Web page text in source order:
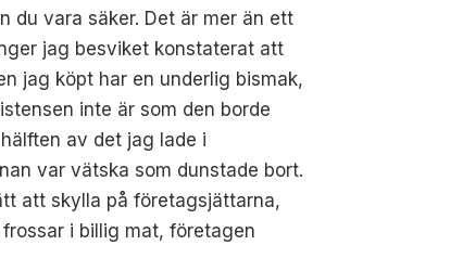
du vara säker. Det är mer än ett
jag besviket konstaterat att
jag köpt har en underlig bismak,
inte är som den borde
av det jag lade i
var vätska som dunstade bort.
att skylla på företagsjättarna,
i billig mat, företagen